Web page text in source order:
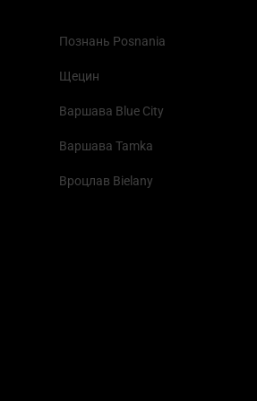
Познань Posnania
Щецин
Варшава Blue City
Варшава Tamka
Вроцлав Bielany